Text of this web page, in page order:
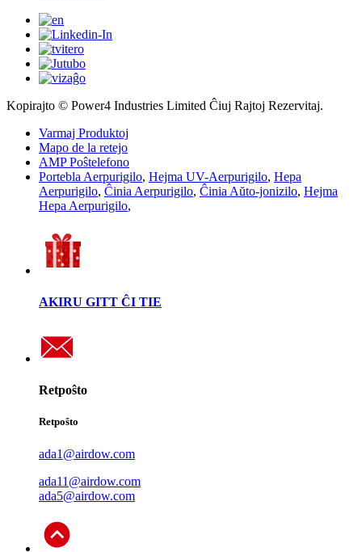
Kopirajto © Power4 Industries Limited Ĉiuj Rajtoj Rezervitaj.
Varmaj Produktoj
Mapo de la retejo
AMP Poŝtelefono
Portebla Aerpurigilo, Hejma UV-Aerpurigilo, Hepa
Aerpurigilo, Ĉinia Aerpurigilo, Ĉinia Aŭto-jonizilo, Hejma
Hepa Aerpurigilo,
AKIRU GITT ĈI TIE
Retpoŝto
Retpoŝto
ada1@airdow.com
ada11@airdow.com
ada5@airdow.com